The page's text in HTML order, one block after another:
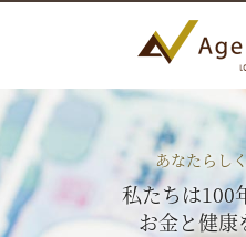
あなたらし
私たちは100
お金と健康